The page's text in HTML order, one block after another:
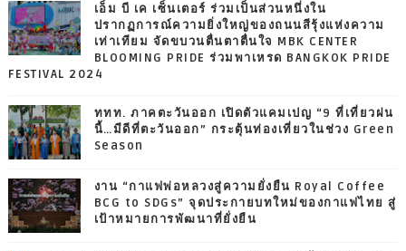
เอ็ม บี เค เซ็นเตอร์ ร่วมเป็นส่วนหนึ่งใน
ปรากฏการณ์ความยิ่งใหญ่ของถนนสีรุ้งแห่งความ
เท่าเทียม จัดขบวนตื่นตาตื่นใจ MBK CENTER
BLOOMING PRIDE ร่วมพาเหรด BANGKOK PRIDE
FESTIVAL 2024
ททท. ภาคตะวันออก เปิดตัวแคมเปญ “9 ที่เที่ยวฝน
นี้…มีดีที่ตะวันออก” กระตุ้นท่องเที่ยวในช่วง Green
Season
งาน “กาแฟพ่อหลวงสู่ความยั่งยืน Royal Coffee
BCG to SDGs” จุดประกายบทใหม่ของกาแฟไทย สู่
เป้าหมายการพัฒนาที่ยั่งยืน